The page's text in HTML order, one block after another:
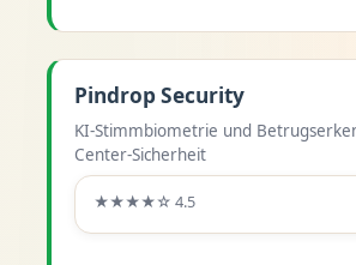
Pindrop Security
KI-Stimmbiometrie und
Center-Sicherheit
★★★★☆ 4.5